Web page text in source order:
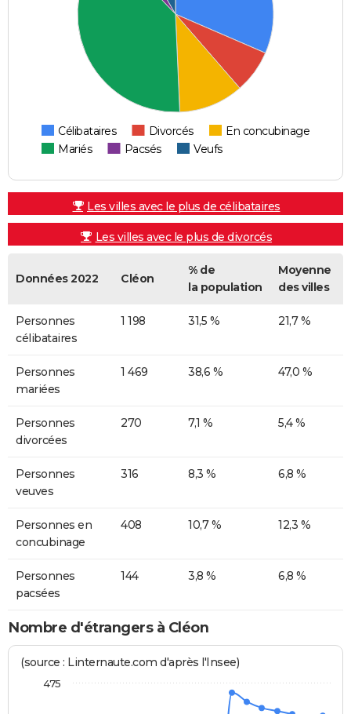
Célibataires Divorcés
En concubinage
Mariés
Pacsés Veufs
Les villes avec le plus de célibataires
Les villes avec le plus de divorcés
Données 2022 Cléon
% de
la population
Moyenne
des villes
Personnes
célibataires
1 198 31,5 % 21,7 %
Personnes
mariées
1 469 38,6 % 47,0 %
Personnes
divorcées
270 7,1 % 5,4 %
Personnes
veuves
316 8,3 % 6,8 %
Personnes en
concubinage
408 10,7 % 12,3 %
Personnes
pacsées
144 3,8 % 6,8 %
Nombre d'étrangers à Cléon
(source : Linternaute.com d'après l'Insee)
475